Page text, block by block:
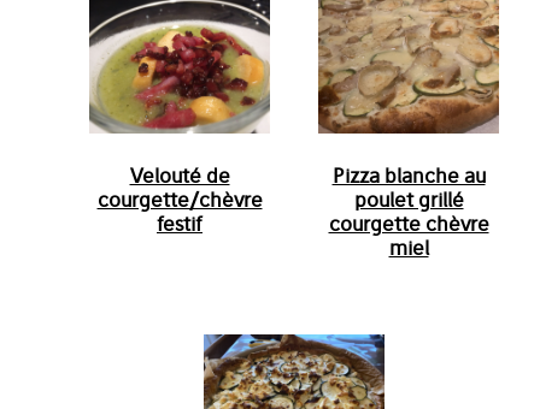
Velouté de
courgette/chèvre
festif
Pizza blanche au
poulet grillé
courgette chèvre
miel